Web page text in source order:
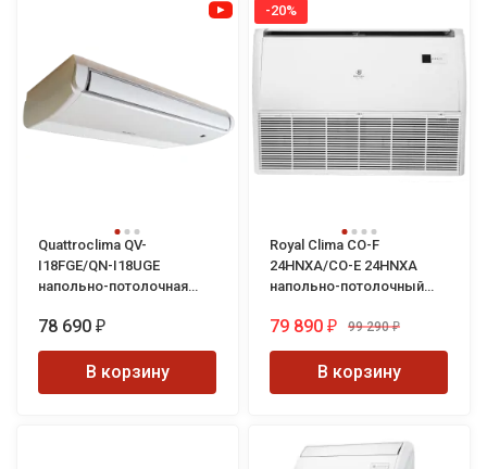
Quattroclima QV-
I18FGE/QN-I18UGE
напольно-потолочная
система
78 690 ₽
В корзину
-20%
Royal Clima CO-F
24HNXA/CO-E 24HNXA
напольно-потолочный
79 890 ₽ 99 290 ₽
В корзину